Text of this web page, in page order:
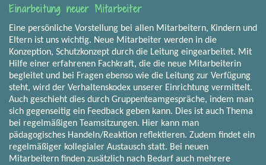
Einarbeitung neuer Mitarbeiter
Eine persönliche Vorstellung bei allen Mitarbeitern, Kindern und
Eltern ist uns wichtig. Neue Mitarbeiter werden in die
Konzeption, Schutzkonzept durch die Leitung eingearbeitet. Mit
Hilfe einer erfahrenen Fachkraft, die die neue Mitarbeiterin
begleitet und bei Fragen ebenso wie die Leitung zur Verfügung
steht, wird der Verhaltenskodex unserer Einrichtung vermittelt.
Auch geschieht dies durch Gruppenteamgespräche, indem man
sich gegenseitig ein Feedback geben kann. Dies ist auch Thema
bei regelmäßigen Teamsitzungen. Hier kann man
pädagogisches Handeln/Reaktion reflektieren. Zudem findet ein
regelmäßiger kollegialer Austausch statt. Bei neuen
Mitarbeitern finden zusätzlich nach Bedarf auch mehrere